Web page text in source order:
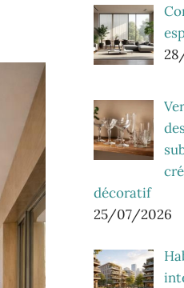
décoratif
25/07/2026